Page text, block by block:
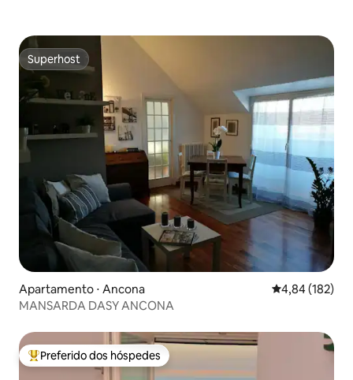
Superhost
Superhost
Apartamento ⋅ Ancona 4,84 de uma
4,84 (182)
MANSARDA DASY ANCONA
Entre os melhores preferidos dos hóspedes
Preferido dos hóspedes